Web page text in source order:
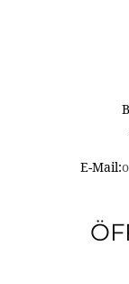
E-Mail: